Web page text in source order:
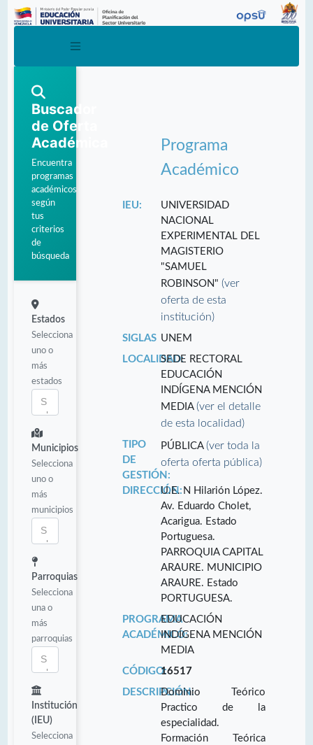
Buscador
de Oferta
Académica
Encuentra
programas
académicos
según
tus
criterios
de
búsqueda
Estados
Selecciona
uno o
más
estados
Municipios
Selecciona
uno o
más
municipios
Parroquias
Selecciona
una o
más
parroquias
Institución
(IEU)
Selecciona
Programa
Académico
IEU:
UNIVERSIDAD
NACIONAL
EXPERIMENTAL DEL
MAGISTERIO
"SAMUEL
ROBINSON"(ver
oferta de esta
institución)
SIGLAS UNEM
LOCALIDAD:SEDE RECTORAL
EDUCACIÓN
INDÍGENA MENCIÓN
MEDIA(ver el detalle
de esta localidad)
TIPO
DE
GESTIÓN:
PÚBLICA(ver toda la
oferta oferta pública)
DIRECCIÓN:U.E. N Hilarión López.
Av. Eduardo Cholet,
Acarigua. Estado
Portuguesa.
PARROQUIA CAPITAL
ARAURE. MUNICIPIO
ARAURE. Estado
PORTUGUESA.
PROGRAMA
ACADÉMICO:
EDUCACIÓN
INDÍGENA MENCIÓN
MEDIA
CÓDIGO:16517
DESCRIPCIÓN:Dominio Teórico
Practico de la
especialidad.
Formación Teórica